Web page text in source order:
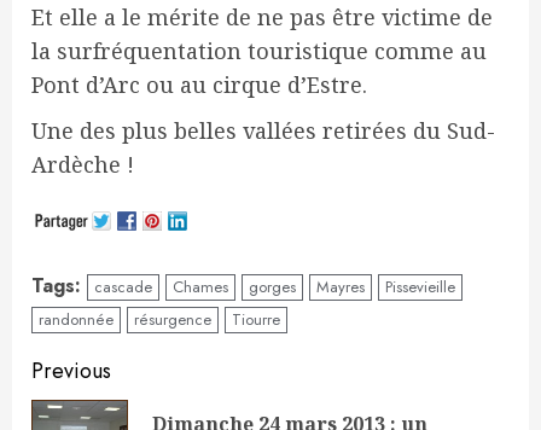
Et elle a le mérite de ne pas être victime de
la surfréquentation touristique comme au
Pont d’Arc ou au cirque d’Estre.
Une des plus belles vallées retirées du Sud-
Ardèche !
Tags: cascade Chames gorges Mayres
Pissevieille
randonnée
résurgence Tiourre
Continue
Reading
Previous
Dimanche 24 mars 2013 : un